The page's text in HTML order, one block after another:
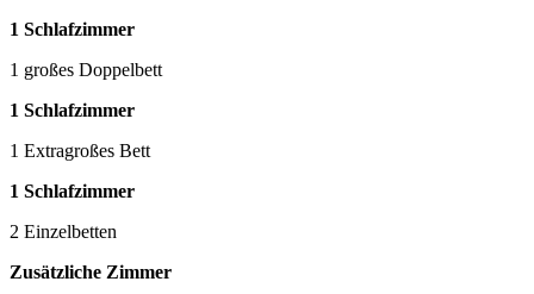
1 Schlafzimmer
1 großes Doppelbett
1 Schlafzimmer
1 Extragroßes Bett
1 Schlafzimmer
2 Einzelbetten
Zusätzliche Zimmer